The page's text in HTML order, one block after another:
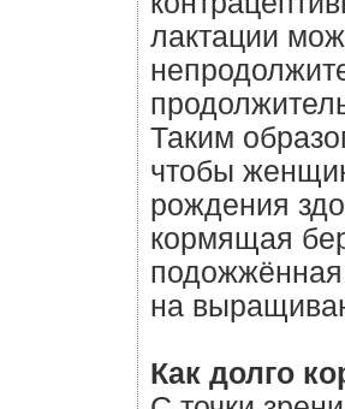
лактации
Таким
чтобы
рождения
кормящая
подожжённая
на
Как долго